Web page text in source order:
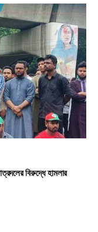
বিরুদ্ধে হামলার